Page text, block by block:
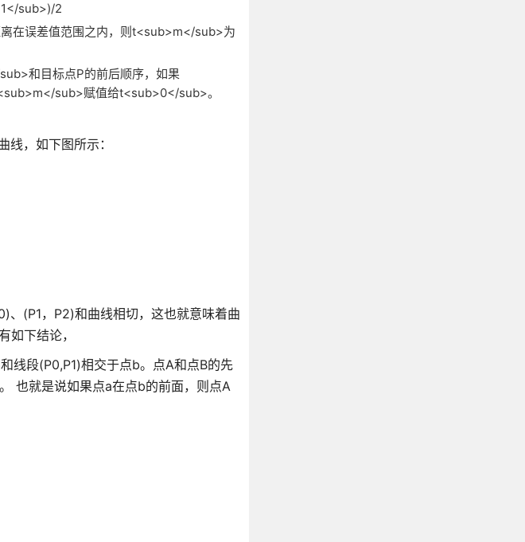
sub>)/2
在误差值范围之内，则t<sub>m</sub>为
和目标点P的前后顺序，如果
sub>赋值给t<sub>0</sub>。
，如下图所示：
、(P1，P2)和曲线相切，这也就意味着曲
如下结论，
线段(P0,P1)相交于点b。点A和点B的先
也就是说如果点a在点b的前面，则点A